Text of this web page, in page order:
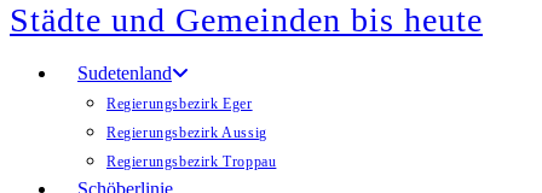
Website
durchsuchen
starten
Städte und Gemeinden bis heute
Sudetenland
Regierungsbezirk Eger
Regierungsbezirk Aussig
Regierungsbezirk Troppau
Schöberlinie